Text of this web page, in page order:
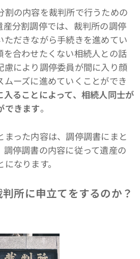
の内容を裁判所で行うための
産分割調停では、裁判所の調停
ただきながら手続きを進めてい
を合わせたくない相続人との話
慮により調停委員が間に入り顔
ムーズに進めていくことができ
ることによって、相続人同士が
できます。
った内容は、調停調書にまと
調停調書の内容に従って遺産の
なります。
所に申立てをするのか？